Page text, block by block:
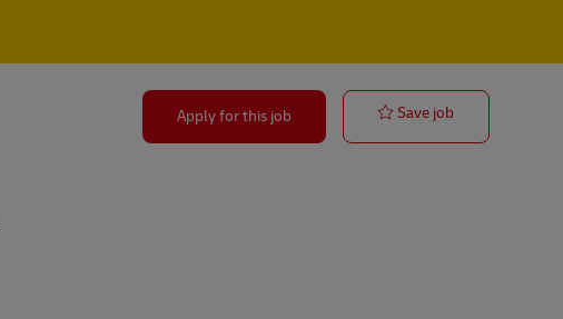
Apply for this job Save job